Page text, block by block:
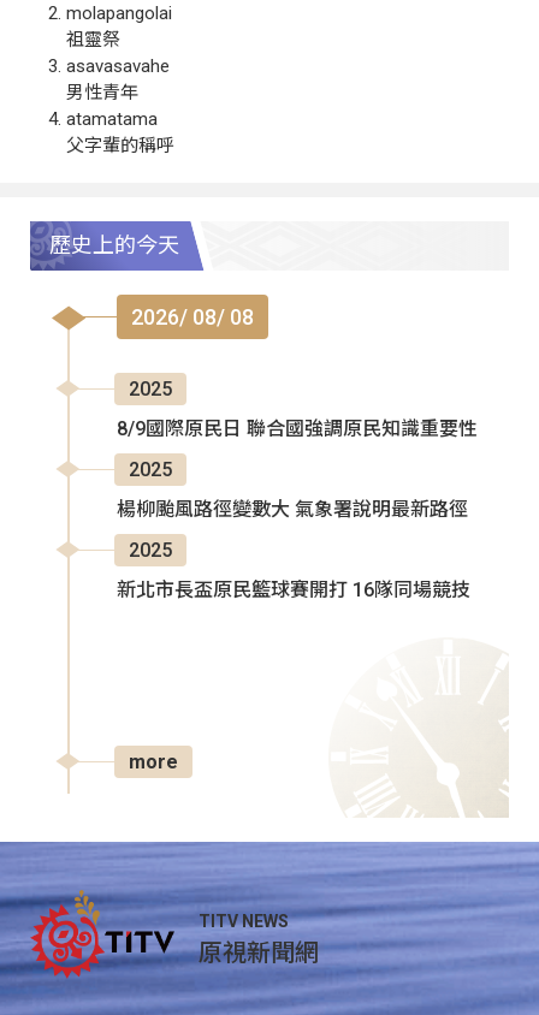
molapangolai
祖靈祭
asavasavahe
男性青年
atamatama
父字輩的稱呼
歷史上的今天
2026/ 08/ 08
2025
8/9國際原民日 聯合國強調原民知識重要性
2025
楊柳颱風路徑變數大 氣象署說明最新路徑
2025
新北市長盃原民籃球賽開打 16隊同場競技
more
TITV NEWS
原視新聞網